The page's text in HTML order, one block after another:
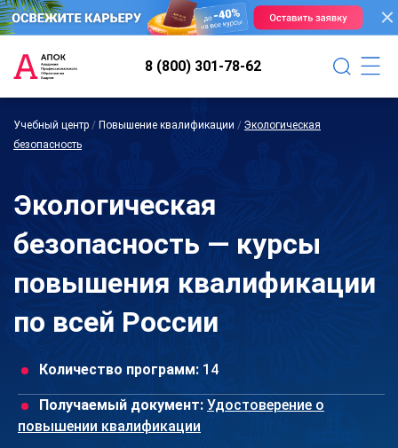
8 (800) 301-78-62
Учебный центр / Повышение квалификации / Экологическая
безопасность
Экологическая
безопасность — курсы
повышения квалификации
по всей России
Количество программ: 14
Получаемый документ: Удостоверение о
повышении квалификации